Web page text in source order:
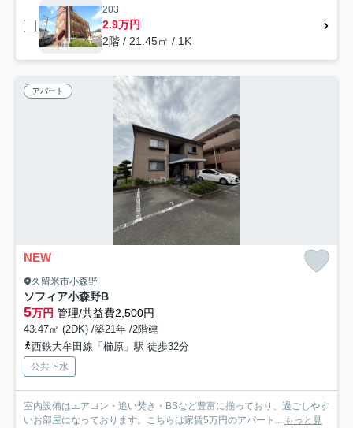
203
2.9万円
2階 / 21.45㎡ / 1K
アパート
NEW
久留米市小森野
ソフィア小森野B
5万円 管理/共益費2,500円
43.47㎡ (2DK) /築21年 /2階建
西鉄大牟田線「櫛原」駅 徒歩32分
公共下水
室内設備はエアコン・追い焚き・BSなど豊富に揃っており、過ごしやす
いお部屋になっております。こちらは家賃5万円のアパート... もっと見